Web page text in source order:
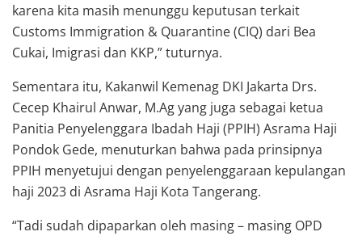
karena kita masih menunggu keputusan terkait
Customs Immigration & Quarantine (CIQ) dari Bea
Cukai, Imigrasi dan KKP,” tuturnya.
Sementara itu, Kakanwil Kemenag DKI Jakarta Drs.
Cecep Khairul Anwar, M.Ag yang juga sebagai ketua
Panitia Penyelenggara Ibadah Haji (PPIH) Asrama Haji
Pondok Gede, menuturkan bahwa pada prinsipnya
PPIH menyetujui dengan penyelenggaraan kepulangan
haji 2023 di Asrama Haji Kota Tangerang.
“Tadi sudah dipaparkan oleh masing – masing OPD